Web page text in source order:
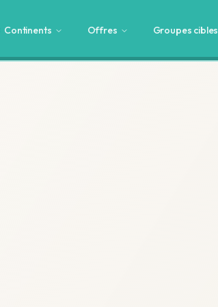
Continents Offres Groupes cibles